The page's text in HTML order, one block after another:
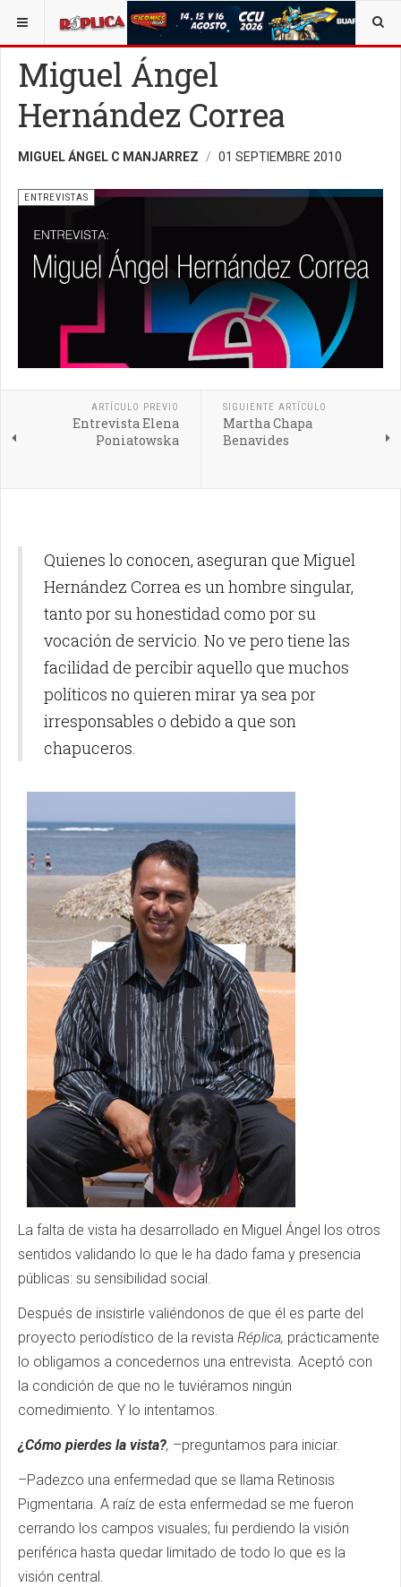
ESTÁ AQUÍ: OPINIÓN RÉPLICA
Miguel Ángel
Hernández Correa
MIGUEL ÁNGEL C MANJARREZ 01 SEPTIEMBRE 2010
ENTREVISTAS
ARTÍCULO PREVIO
Entrevista Elena
Poniatowska
SIGUIENTE ARTÍCULO
Martha Chapa
Benavides
Quienes lo conocen, aseguran que Miguel
Hernández Correa es un hombre singular,
tanto por su honestidad como por su
vocación de servicio. No ve pero tiene las
facilidad de percibir aquello que muchos
políticos no quieren mirar ya sea por
irresponsables o debido a que son
chapuceros.
La falta de vista ha desarrollado en Miguel Ángel los otros
sentidos validando lo que le ha dado fama y presencia
públicas: su sensibilidad social.
Después de insistirle valiéndonos de que él es parte del
proyecto periodístico de la revista Réplica, prácticamente
lo obligamos a concedernos una entrevista. Aceptó con
la condición de que no le tuviéramos ningún
comedimiento. Y lo intentamos.
¿Cómo pierdes la vista?, –preguntamos para iniciar.
–Padezco una enfermedad que se llama Retinosis
Pigmentaria. A raíz de esta enfermedad se me fueron
cerrando los campos visuales; fui perdiendo la visión
periférica hasta quedar limitado de todo lo que es la
visión central.